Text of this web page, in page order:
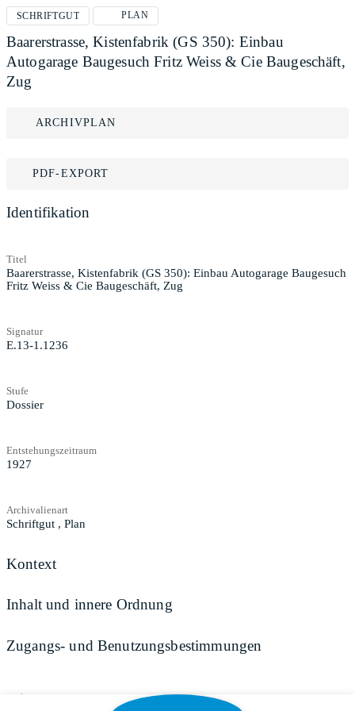
SCHRIFTGUT PLAN
Baarerstrasse, Kistenfabrik (GS 350): Einbau
Autogarage Baugesuch Fritz Weiss & Cie Baugeschäft,
Zug
ARCHIVPLAN
PDF-EXPORT
Identifikation
Titel
Baarerstrasse, Kistenfabrik (GS 350): Einbau Autogarage Baugesuch
Fritz Weiss & Cie Baugeschäft, Zug
Signatur
E.13-1.1236
Stufe
Dossier
Entstehungszeitraum
1927
Archivalienart
Schriftgut , Plan
Kontext
Inhalt und innere Ordnung
Zugangs- und Benutzungsbestimmungen
Teilen